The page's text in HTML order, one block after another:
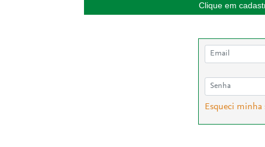
Clique em
Esqueci minha